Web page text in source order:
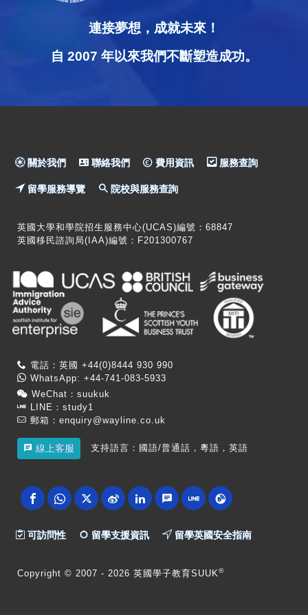
連接夢想，成就未來！
自 2007 年以來我們不斷塑造成功。
關於我們 聯絡我們 費用資訊 服務查詢
留學服務導覽 院校與服務查詢
英國大學和學院招生服務中心(UCAS)編號：68847
英國移民諮詢局(IAA)編號：F201300767
電話：英國 +44(0)8444 930 990
WhatsApp: +44-741-083-5933
WeChat：suukuk
LINE：study1
郵箱： enquiry@wayline.co.uk
線上客服 支持語言：國語/普通話，粵語，英語
可訪問性 留學支援資訊 留學英國安全指南
Copyright © 2007 - 2026 英國學子教育SUUK®